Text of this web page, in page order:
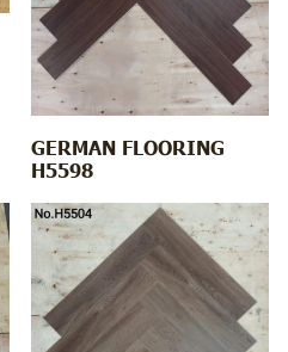
GERMAN FLOORING
H5598